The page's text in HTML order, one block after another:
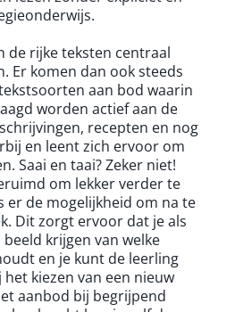
de rijke teksten centraal
Er komen dan ook steeds
aan bod waarin
worden actief aan de
recepten en nog
en leent zich ervoor om
Saai en taai? Zeker niet!
om lekker verder te
er de mogelijkheid om na te
Dit zorgt ervoor dat je als
krijgen van welke
en je kunt de leerling
kiezen van een nieuw
aanbod bij begrijpend